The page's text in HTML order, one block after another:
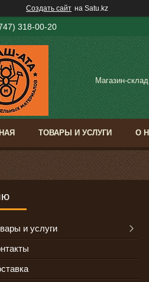
Создать сайт на Satu.kz
318-00-20
Магазин-
ТОВАРЫ И УСЛУГИ О
и услуги